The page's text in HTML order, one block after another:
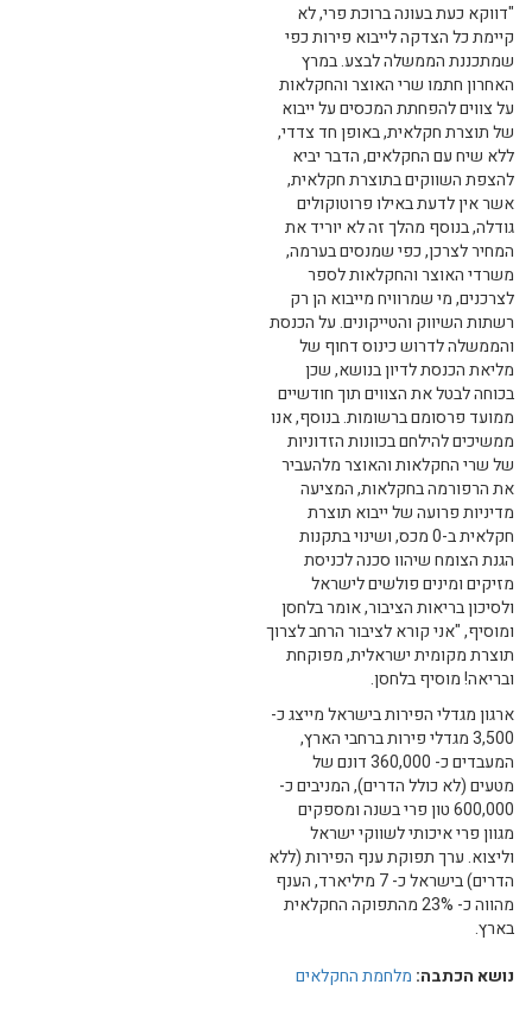
"דווקא כעת בעונה ברוכת פרי, לא
קיימת כל הצדקה לייבוא פירות כפי
שמתכננת הממשלה לבצע. במרץ
האחרון חתמו שרי האוצר והחקלאות
על צווים להפחתת המכסים על ייבוא
של תוצרת חקלאית, באופן חד צדדי,
ללא שיח עם החקלאים, הדבר יביא
להצפת השווקים בתוצרת חקלאית,
אשר אין לדעת באילו פרוטוקולים
גודלה, בנוסף מהלך זה לא יוריד את
המחיר לצרכן, כפי שמנסים בערמה,
משרדי האוצר והחקלאות לספר
לצרכנים, מי שמרוויח מייבוא הן רק
רשתות השיווק והטייקונים. על הכנסת
והממשלה לדרוש כינוס דחוף של
מליאת הכנסת לדיון בנושא, שכן
בכוחה לבטל את הצווים תוך חודשיים
ממועד פרסומם ברשומות. בנוסף, אנו
ממשיכים להילחם בכוונות הזדוניות
של שרי החקלאות והאוצר מלהעביר
את הרפורמה בחקלאות, המציעה
מדיניות פרועה של ייבוא תוצרת
חקלאית ב-0 מכס, ושינוי בתקנות
הגנת הצומח שיהוו סכנה לכניסת
מזיקים ומינים פולשים לישראל
ולסיכון בריאות הציבור, אומר בלחסן
ומוסיף, "אני קורא לציבור הרחב לצרוך
תוצרת מקומית ישראלית, מפוקחת
ובריאה! מוסיף בלחסן.
ארגון מגדלי הפירות בישראל מייצג כ-
3,500 מגדלי פירות ברחבי הארץ,
המעבדים כ- 360,000 דונם של
מטעים (לא כולל הדרים), המניבים כ-
600,000 טון פרי בשנה ומספקים
מגוון פרי איכותי לשווקי ישראל
וליצוא. ערך תפוקת ענף הפירות (ללא
הדרים) בישראל כ- 7 מיליארד, הענף
מהווה כ- 23% מהתפוקה החקלאית
בארץ.
נושא הכתבה: מלחמת החקלאים